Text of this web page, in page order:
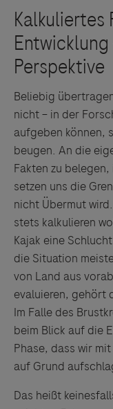
Beliebig
nicht – in der
aufgeben können,
beugen. An die
Fakten zu
setzen uns die
nicht Übermut
stets kalkulieren
Kajak eine
die Situation
von Land aus
evaluieren, gehört
Im Falle des
beim Blick auf die
Phase, dass wir
auf Grund
Das heißt
Links zu
Servicegedankens
keine Meinung